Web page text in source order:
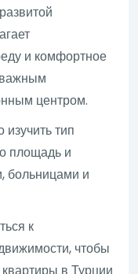
и комфортное
центром.
тип
площадь и
больницами и
к
чтобы
в Турции